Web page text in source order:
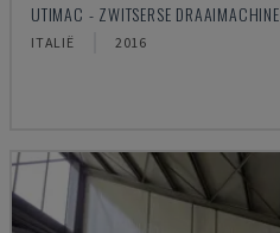
UTIMAC - ZWITSERSE DRAAIMACHINE
ITALIË 2016